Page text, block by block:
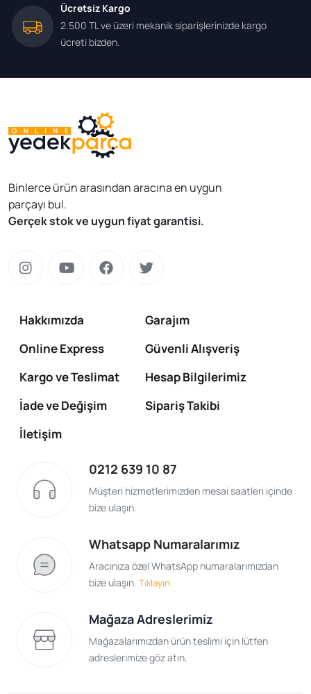
Ücretsiz Kargo
2.500 TL ve üzeri mekanik siparişlerinizde kargo
ücreti bizden.
Binlerce ürün arasından aracına en uygun
parçayı bul.
Gerçek stok ve uygun fiyat garantisi.
Hakkımızda
Garajım
Online Express
Güvenli Alışveriş
Kargo ve Teslimat
Hesap Bilgilerimiz
İade ve Değişim
Sipariş Takibi
İletişim
0212 639 10 87
Müşteri hizmetlerimizden mesai saatleri içinde
bize ulaşın.
Whatsapp Numaralarımız
Aracınıza özel WhatsApp numaralarımızdan
bize ulaşın. Tıklayın
Mağaza Adreslerimiz
Mağazalarımızdan ürün teslimi için lütfen
adreslerimize göz atın.